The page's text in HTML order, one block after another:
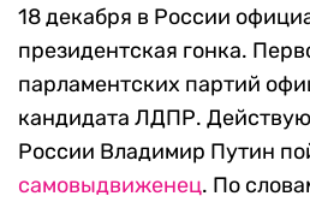
18 декабря в России
президентская гонка.
парламентских партий
кандидата ЛДПР.
России Владимир Путин
самовыдвиженец. По